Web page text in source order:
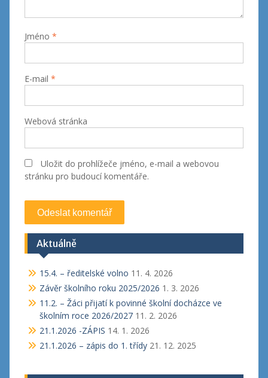
Jméno *
E-mail *
Webová stránka
Uložit do prohlížeče jméno, e-mail a webovou
stránku pro budoucí komentáře.
Aktuálně
15.4. – ředitelské volno 11. 4. 2026
Závěr školního roku 2025/2026 1. 3. 2026
11.2. – Žáci přijatí k povinné školní docházce ve
školním roce 2026/2027 11. 2. 2026
21.1.2026 -ZÁPIS 14. 1. 2026
21.1.2026 – zápis do 1. třídy 21. 12. 2025